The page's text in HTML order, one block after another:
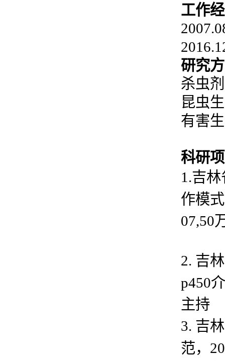
工作
20
研究
杀虫
昆虫
有害
科研
1.吉
作模
07,50
2. 吉
p450
主持
3. 吉
范，